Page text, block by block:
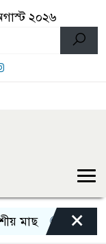
২০২৬
নন্দীগ্রামে
×